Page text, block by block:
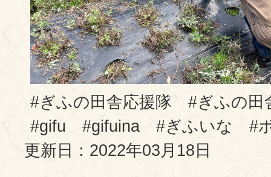
#ぎふの田舎応援隊 #ぎふの
#gifu #gifuina #ぎふいな #
更新日：2022年03月18日